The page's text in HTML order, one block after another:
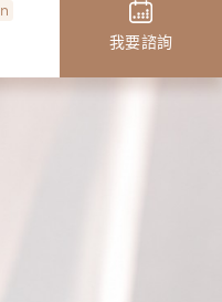
我要諮詢